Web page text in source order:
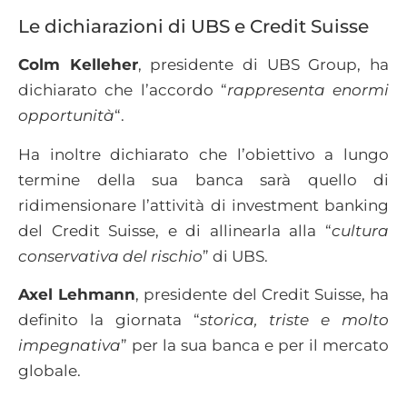
Le dichiarazioni di UBS e Credit Suisse
Colm Kelleher, presidente di UBS Group, ha
dichiarato che l’accordo “rappresenta enormi
opportunità“.
Ha inoltre dichiarato che l’obiettivo a lungo
termine della sua banca sarà quello di
ridimensionare l’attività di investment banking
del Credit Suisse, e di allinearla alla “cultura
conservativa del rischio” di UBS.
Axel Lehmann, presidente del Credit Suisse, ha
definito la giornata “storica, triste e molto
impegnativa” per la sua banca e per il mercato
globale.